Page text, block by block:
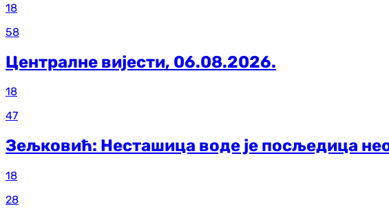
18
58
Централне вијести, 06.08.2026.
18
47
Зељковић: Несташица воде је посљедица
18
28